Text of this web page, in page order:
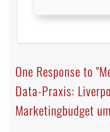
One Response to
Data-Praxis:
Marketingbudget